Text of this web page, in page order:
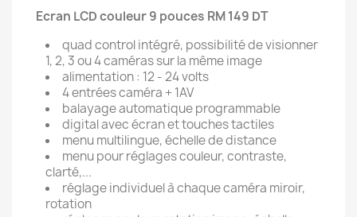
Ecran LCD couleur 9 pouces RM 149 DT
quad control intégré, possibilité de visionner
1, 2, 3 ou 4 caméras sur la même image
alimentation : 12 - 24 volts
4 entrées caméra + 1AV
balayage automatique programmable
digital avec écran et touches tactiles
menu multilingue, échelle de distance
menu pour réglages couleur, contraste,
clarté,...
réglage individuel à chaque caméra miroir,
rotation